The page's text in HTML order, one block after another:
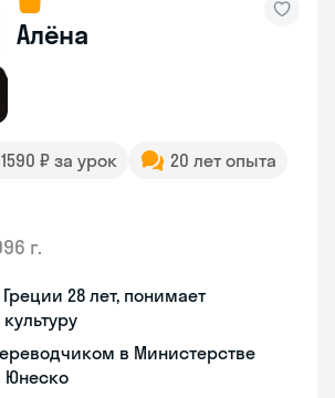
Алёна
₽ за урок
20 лет опыта
г.
28 лет, понимает
в Министерстве
Юнеско